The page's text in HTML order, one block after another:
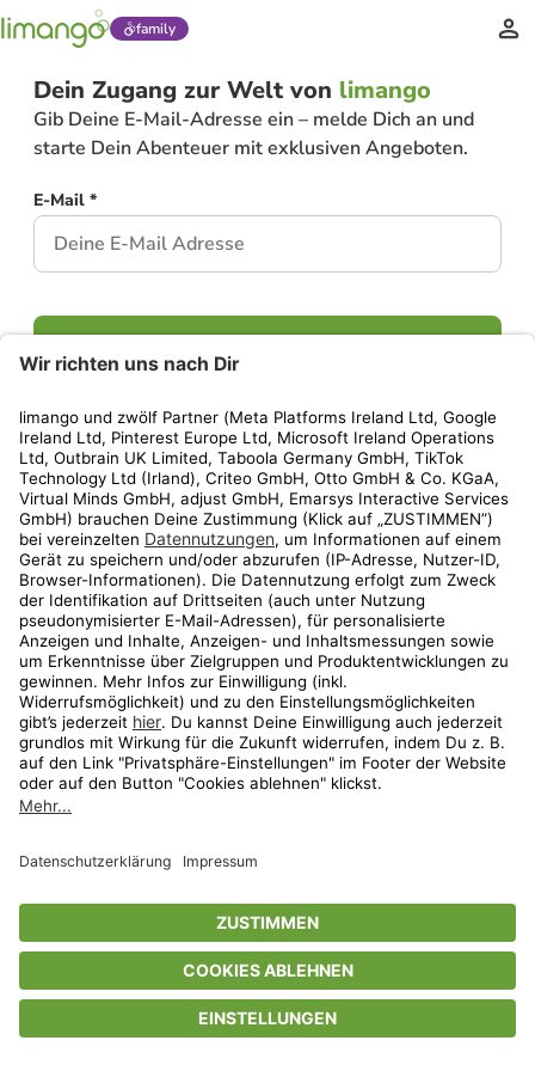
family
Dein Zugang zur Welt von limango
Gib Deine E-Mail-Adresse ein – melde Dich an und
starte Dein Abenteuer mit exklusiven Angeboten.
E-Mail *
Weiter
Privatsphäre-EinstellungenAGBDatenschutzCompliance
GeschenkgutscheinbedingungenImpressumHelp Center